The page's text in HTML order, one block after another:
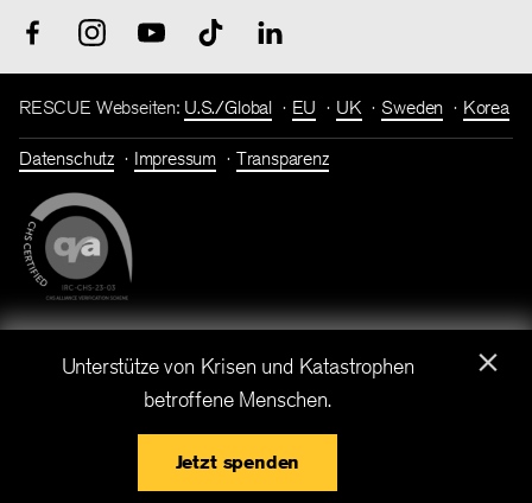
RESCUE Webseiten: U.S./Global EU UK Sweden Korea
Datenschutz Impressum Transparenz
0500 0001 7182 00 I BIC: BFSWDE33XXX
×
Unterstütze von Krisen und Katastrophen
betroffene Menschen.
Jetzt spenden